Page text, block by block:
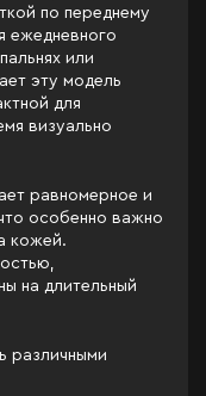
по переднему
ежедневного
или
эту модель
для
визуально
равномерное и
особенно важно
кожей.
на длительный
различными